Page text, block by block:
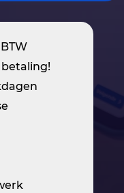
betaling!